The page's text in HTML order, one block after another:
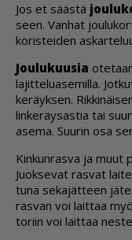
Jos et sääs­tä
seen. Van­hat
ko­ris­tei­den
Jou­lu­kuu­sia
la­jit­te­lu­a­se­mil­la.
ke­räyk­sen.
lin­ke­räy­sas­tia tai
a­se­ma. Suu­rin osa
Kin­kun­ras­va ja muut
Juok­se­vat ras­vat
tu­na se­ka­jät­teen
ras­van voi lait­taa
to­riin voi lait­taa